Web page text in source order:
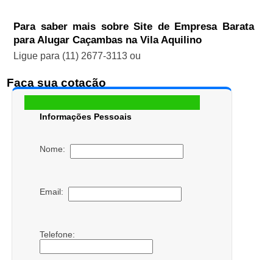
Para saber mais sobre Site de Empresa Barata
para Alugar Caçambas na Vila Aquilino
Ligue para (11) 2677-3113ou
Faça sua cotação
Informações Pessoais
Nome:
Email:
Telefone: